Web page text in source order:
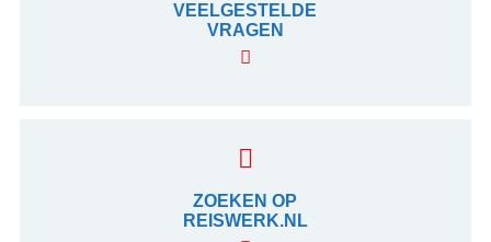
VEELGESTELDE
VRAGEN
ZOEKEN OP
REISWERK.NL